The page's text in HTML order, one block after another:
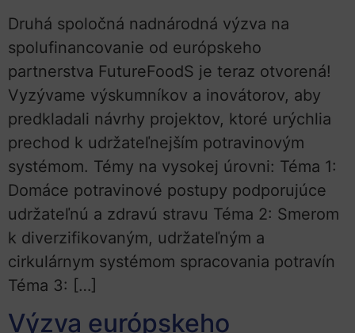
Druhá spoločná nadnárodná výzva na
spolufinancovanie od európskeho
partnerstva FutureFoodS je teraz otvorená!
Vyzývame výskumníkov a inovátorov, aby
predkladali návrhy projektov, ktoré urýchlia
prechod k udržateľnejším potravinovým
systémom. Témy na vysokej úrovni: Téma 1:
Domáce potravinové postupy podporujúce
udržateľnú a zdravú stravu Téma 2: Smerom
k diverzifikovaným, udržateľným a
cirkulárnym systémom spracovania potravín
Téma 3: […]
Výzva európskeho